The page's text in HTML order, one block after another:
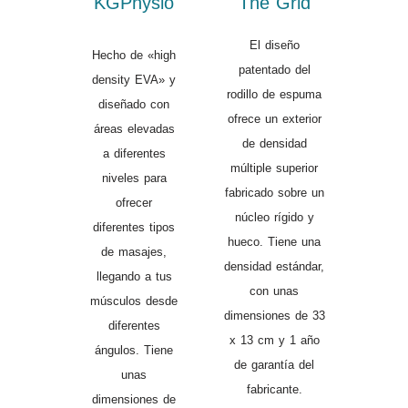
Hecho de «high
density EVA» y
diseñado con
áreas elevadas
a diferentes
niveles para
ofrecer
diferentes tipos
de masajes,
llegando a tus
músculos desde
diferentes
ángulos. Tiene
unas
dimensiones de
El diseño
patentado del
rodillo de espuma
ofrece un exterior
de densidad
múltiple superior
fabricado sobre un
núcleo rígido y
hueco. Tiene una
densidad estándar,
con unas
dimensiones de 33
x 13 cm y 1 año
de garantía del
fabricante.